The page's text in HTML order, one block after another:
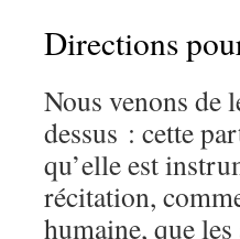
Directions
Nous venons de
dessus : cette
qu’elle est
récitation,
humaine, que